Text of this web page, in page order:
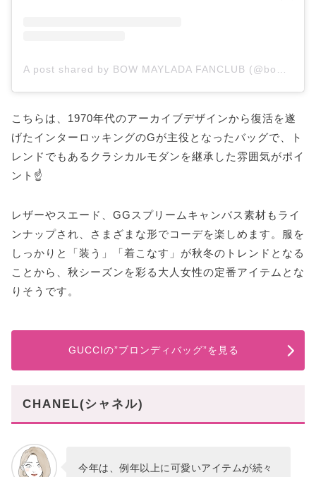
こちらは、1970年代のアーカイブデザインから復活を遂
げたインターロッキングのGが主役となったバッグで、ト
レンドでもあるクラシカルモダンを継承した雰囲気がポイ
ント☝️
レザーやスエード、GGスプリームキャンバス素材もライ
ンナップされ、さまざまな形でコーデを楽しめます。服を
しっかりと「装う」「着こなす」が秋冬のトレンドとなる
ことから、秋シーズンを彩る大人女性の定番アイテムとな
りそうです。
GUCCIの”ブロンディバッグ”を見る
CHANEL(シャネル)
今年は、例年以上に可愛いアイテムが続々